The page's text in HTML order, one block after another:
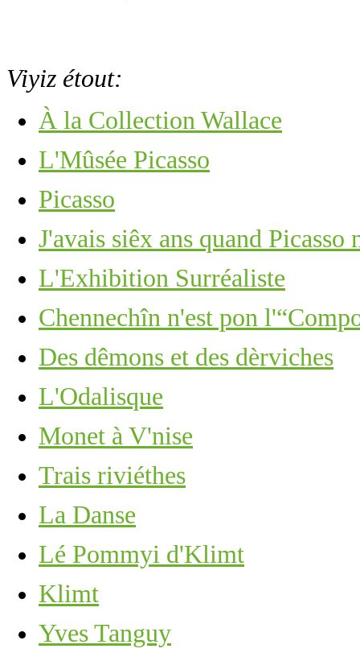
Viyiz étout:
À la Collection Wallace
L'Mûsée Picasso
Picasso
J'avais siêx ans quand Picasso
L'Exhibition Surréaliste
Chennechîn n'est pon
Des dêmons et des dèrviches
L'Odalisque
Monet à V'nise
Trais riviéthes
La Danse
Lé Pommyi d'Klimt
Klimt
Yves Tanguy